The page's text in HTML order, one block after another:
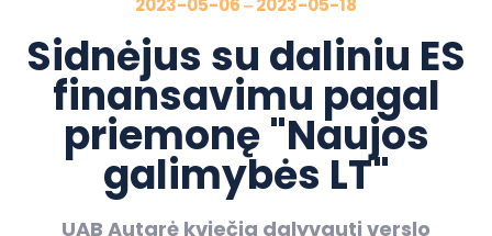
2023-05-06 ‒ 2023-05-18
Sidnėjus su daliniu ES
finansavimu pagal
priemonę "Naujos
galimybės LT"
UAB Autarė kviečia dalyvauti verslo